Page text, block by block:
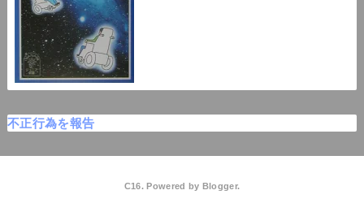
不正行為を報告
C16. Powered by Blogger.